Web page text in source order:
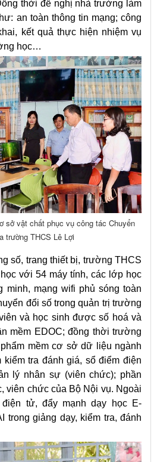
thời đề nghị nhà trường làm
an toàn thông tin mạng; công
kết quả thực hiện nhiệm vụ
học…
sở vật chất phục vụ công tác Chuyển
trường THCS Lê Lợi
số, trang thiết bị, trường THCS
với 54 máy tính, các lớp học
minh, mạng wifi phủ sóng toàn
đổi số trong quản trị trường
và học sinh được số hoá và
mềm EDOC; đồng thời trường
mềm cơ sở dữ liệu ngành
kiểm tra đánh giá, sổ điểm điện
lý nhân sự (viên chức); phần
viên chức của Bộ Nội vụ. Ngoài
tử, đẩy mạnh dạy học E-
trong giảng dạy, kiểm tra, đánh